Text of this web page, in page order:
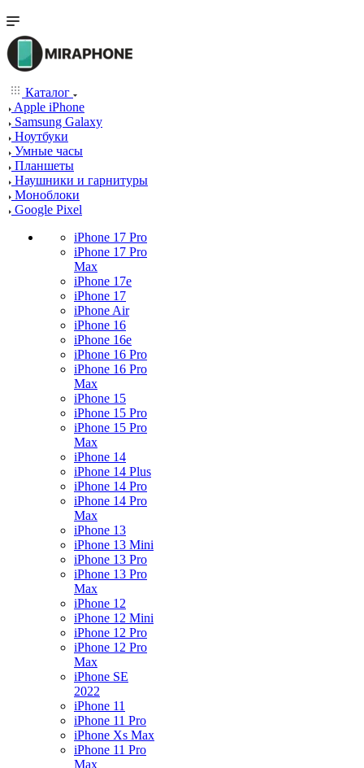
Каталог
Apple iPhone
Samsung Galaxy
Ноутбуки
Умные часы
Планшеты
Наушники и гарнитуры
Моноблоки
Google Pixel
iPhone 17 Pro
iPhone 17 Pro
Max
iPhone 17e
iPhone 17
iPhone Air
iPhone 16
iPhone 16e
iPhone 16 Pro
iPhone 16 Pro
Max
iPhone 15
iPhone 15 Pro
iPhone 15 Pro
Max
iPhone 14
iPhone 14 Plus
iPhone 14 Pro
iPhone 14 Pro
Max
iPhone 13
iPhone 13 Mini
iPhone 13 Pro
iPhone 13 Pro
Max
iPhone 12
iPhone 12 Mini
iPhone 12 Pro
iPhone 12 Pro
Max
iPhone SE
2022
iPhone 11
iPhone 11 Pro
iPhone Xs Max
iPhone 11 Pro
Max